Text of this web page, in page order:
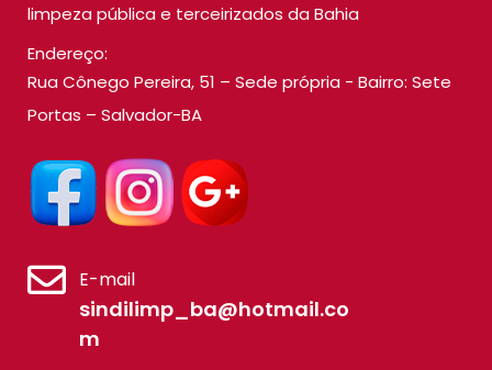
limpeza pública e terceirizados da Bahia
Endereço:
Rua Cônego Pereira, 51 – Sede própria - Bairro: Sete
Portas – Salvador-BA
E-mail
sindilimp_ba@hotmail.co
m